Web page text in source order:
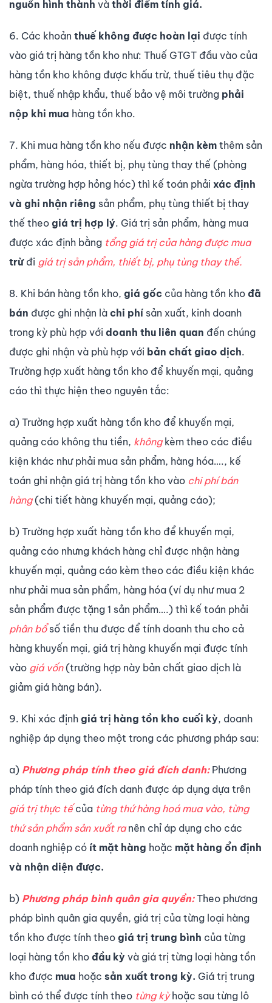
nguồn hình thành và thời điểm tính giá.
6. Các khoản thuế không được hoàn lại được tính
vào giá trị hàng tồn kho như: Thuế GTGT đầu vào của
hàng tồn kho không được khấu trừ, thuế tiêu thụ đặc
biệt, thuế nhập khẩu, thuế bảo vệ môi trường phải
nộp khi mua hàng tồn kho.
7. Khi mua hàng tồn kho nếu được nhận kèm thêm sản
phẩm, hàng hóa, thiết bị, phụ tùng thay thế (phòng
ngừa trường hợp hỏng hóc) thì kế toán phải xác định
và ghi nhận riêng sản phẩm, phụ tùng thiết bị thay
thế theo giá trị hợp lý. Giá trị sản phẩm, hàng mua
được xác định bằng tổng giá trị của hàng được mua
trừđi giá trị sản phẩm, thiết bị, phụ tùng thay thế.
8. Khi bán hàng tồn kho, giá gốc của hàng tồn kho đã
bán được ghi nhận là chi phí sản xuất, kinh doanh
trong kỳ phù hợp với doanh thu liên quan đến chúng
được ghi nhận và phù hợp với bản chất giao dịch.
Trường hợp xuất hàng tồn kho để khuyến mại, quảng
cáo thì thực hiện theo nguyên tắc:
a) Trường hợp xuất hàng tồn kho để khuyến mại,
quảng cáo không thu tiền, khôngkèm theo các điều
kiện khác như phải mua sản phẩm, hàng hóa…., kế
toán ghi nhận giá trị hàng tồn kho vào chi phí bán
hàng(chi tiết hàng khuyến mại, quảng cáo);
b) Trường hợp xuất hàng tồn kho để khuyến mại,
quảng cáo nhưng khách hàng chỉ được nhận hàng
khuyến mại, quảng cáo kèm theo các điều kiện khác
như phải mua sản phẩm, hàng hóa (ví dụ như mua 2
sản phẩm được tặng 1 sản phẩm….) thì kế toán phải
phân bổsố tiền thu được để tính doanh thu cho cả
hàng khuyến mại, giá trị hàng khuyến mại được tính
vào giá vốn(trường hợp này bản chất giao dịch là
giảm giá hàng bán).
9. Khi xác định giá trị hàng tồn kho cuối kỳ, doanh
nghiệp áp dụng theo một trong các phương pháp sau:
a) Phương pháp tính theo giá đích danh:Phương
pháp tính theo giá đích danh được áp dụng dựa trên
giá trị thực tếcủa từng thứ hàng hoá mua vào, từng
thứ sản phẩm sản xuất ranên chỉ áp dụng cho các
doanh nghiệp có ít mặt hàng hoặc mặt hàng ổn định
và nhận diện được.
b) Phương pháp bình quân gia quyền:Theo phương
pháp bình quân gia quyền, giá trị của từng loại hàng
tồn kho được tính theo giá trị trung bình của từng
loại hàng tồn kho đầu kỳ và giá trị từng loại hàng tồn
kho được mua hoặc sản xuất trong kỳ. Giá trị trung
bình có thể được tính theo từng kỳhoặc sau từng lô